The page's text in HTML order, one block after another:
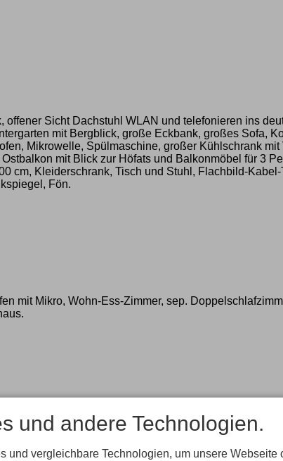
Sicht Dachstuhl WLAN und telefonieren ins
mit Bergblick, große Eckbank, großes Sofa,
Mikrowelle, Spülmaschine, großer Kühlschrank mit
mit Blick zur Höfats und Balkonmöbel für 3
cm, Kleiderschrank, Tisch und Stuhl, Flachbild-
Fön.
mit Mikro, Wohn-Ess-Zimmer, sep.
und andere Technologien.
und vergleichbare Technologien, um unsere Webseite